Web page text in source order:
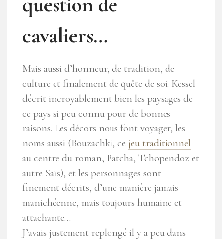
cavaliers…
Mais aussi d’honneur, de tradition, de
culture et finalement de quête de soi. Kessel
décrit incroyablement bien les paysages de
ce pays si peu connu pour de bonnes
raisons. Les décors nous font voyager, les
noms aussi (Bouzachki, ce jeu traditionnel
au centre du roman, Batcha, Tchopendoz et
autre Saïs), et les personnages sont
finement décrits, d’une manière jamais
manichéenne, mais toujours humaine et
attachante…
J’avais justement replongé il y a peu dans